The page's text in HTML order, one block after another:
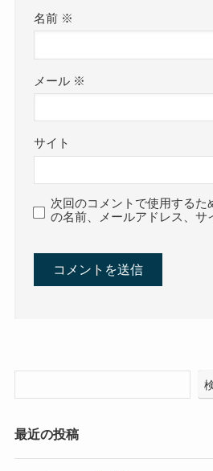
名前 ※
メール ※
サイト
次回のコメントで使用するた
の名前、メールアドレス、サ
最近の投稿